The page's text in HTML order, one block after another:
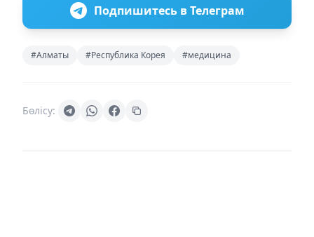
Подпишитесь в Телеграм
#Алматы #Республика Корея #медицина
Бөлісу: